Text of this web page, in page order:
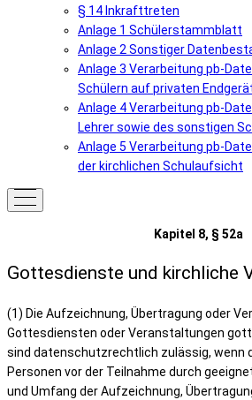
§ 14 Inkrafttreten
Anlage 1 Schülerstammblatt
Anlage 2 Sonstiger
Anlage 3 Verarbeitung pb-
Schülern auf privaten
Anlage 4 Verarbeitung pb-
Lehrer sowie des sonstigen
Anlage 5 Verarbeitung pb-
der kirchlichen Schulaufsicht
Kapitel 8, § 52a
Gottesdienste und kirchliche
(1) Die Aufzeichnung, Übertragung oder
Gottesdiensten oder Veranstaltungen
sind datenschutzrechtlich zulässig, wenn
Personen vor der Teilnahme durch
und Umfang der Aufzeichnung,